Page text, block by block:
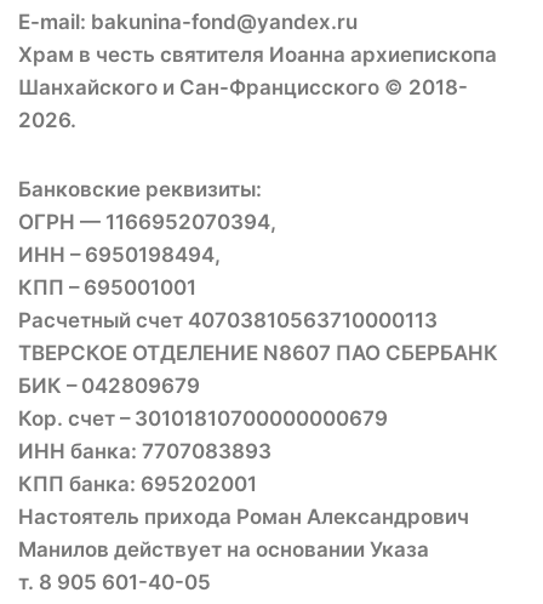
E-mail: bakunina-fond@yandex.ru
Храм в честь святителя Иоанна архиепископа
Шанхайского и Сан-Францисского © 2018-
2026.
Банковские реквизиты:
ОГРН — 1166952070394,
ИНН – 6950198494,
КПП – 695001001
Расчетный счет 40703810563710000113
ТВЕРСКОЕ ОТДЕЛЕНИЕ N8607 ПАО СБЕРБАНК
БИК – 042809679
Кор. счет – 30101810700000000679
ИНН банка: 7707083893
КПП банка: 695202001
Настоятель прихода Роман Александрович
Манилов действует на основании Указа
т. 8 905 601-40-05